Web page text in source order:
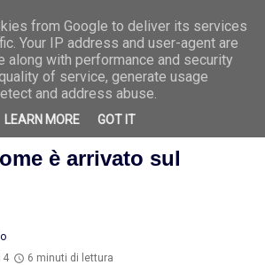
7 Ago
2026
influenzale tossico e
è arrivato sul
6 minuti di lettura
from Google to deliver its services
Your IP address and user-agent are
along with performance and security
of service, generate usage
and address abuse.
LEARN MORE GOT IT